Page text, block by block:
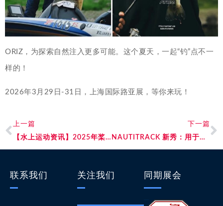
ORIZ，为探索自然注入更多可能。这个夏天，一起“钓”点不一
样的！
2026年3月29日-31日，上海国际路亚展，等你来玩！
上一篇
【水上运动资讯】2025年桨板市场：复苏与创新
下一篇
NAUTITRACK 新秀：用于桨板、风筝冲浪和水翼的 GPS 跟踪器
联系我们 关注我们 同期展会